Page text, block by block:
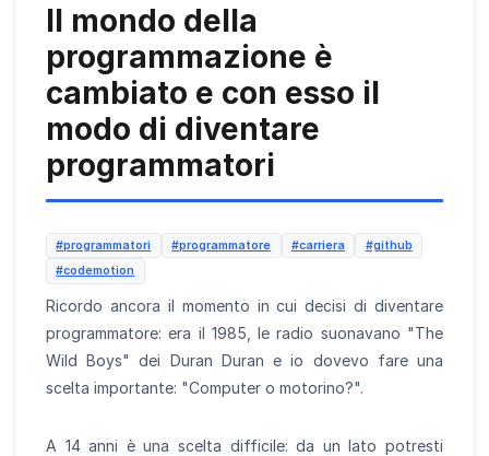
Il mondo della
programmazione è
cambiato e con esso il
modo di diventare
programmatori
#programmatori #programmatore #carriera
#github
#codemotion
Ricordo ancora il momento in cui decisi di diventare
programmatore: era il 1985, le radio suonavano "The
Wild Boys" dei Duran Duran e io dovevo fare una
scelta importante: "Computer o motorino?".
A 14 anni è una scelta difficile: da un lato potresti